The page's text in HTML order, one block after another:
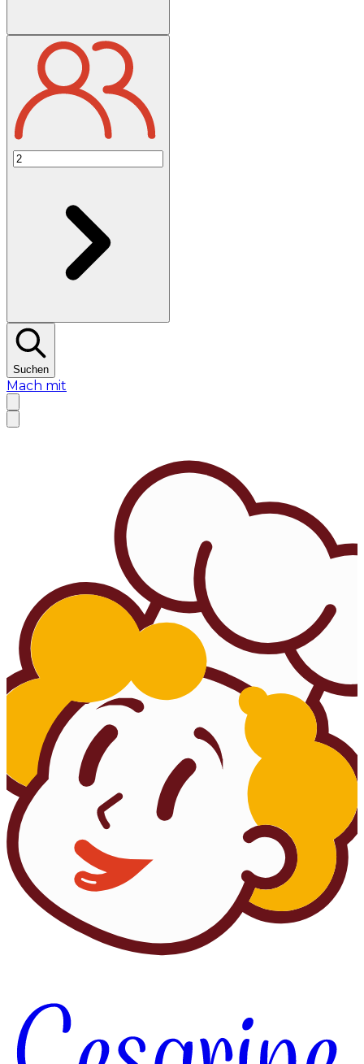
Suchen
Mach mit